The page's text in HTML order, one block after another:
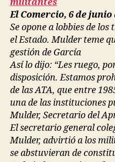
El Comercio, 6 de junio
Se opone a lobbies de
el Estado. Mulder teme
gestión de García
Así lo dijo: “Les ruego,
disposición. Estamos
de las ATA, que entre
una de las instituciones
Mulder, Secretario del
El secretario general
Mulder, advirtió a los
se abstuvieran de